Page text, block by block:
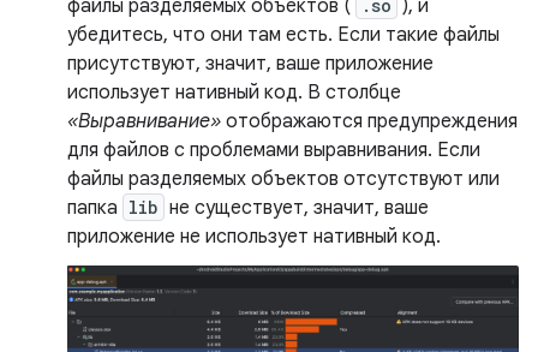
файлы разделяемых объектов (
.so ), и
убедитесь, что они там есть. Если такие файлы
присутствуют, значит, ваше приложение
использует нативный код. В столбце
«Выравнивание» отображаются предупреждения
для файлов с проблемами выравнивания. Если
файлы разделяемых объектов отсутствуют или
папка lib не существует, значит, ваше
приложение не использует нативный код.